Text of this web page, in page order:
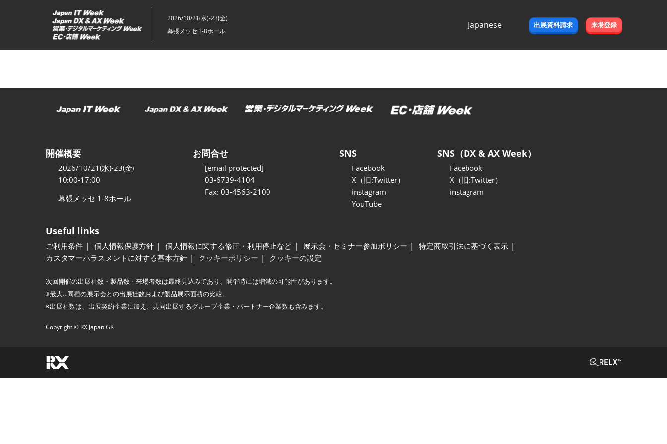
ッ
2026/10/21(水)-23(金)
幕張メッセ 1-8ホール
Japanese
出展資料請求 来場登録
開催概要
2026/10/21(水)-23(金)
10:00-17:00
幕張メッセ 1-8ホール
お問合せ
[email protected]
03-6739-4104
Fax: 03-4563-2100
SNS
Facebook
X（旧:Twitter）
instagram
YouTube
SNS（DX & AX Week）
Facebook
X（旧:Twitter）
instagram
Useful links
ご利用条件 個人情報保護方針 個人情報に関する修正・利用停止など 展示会・セミナー参加ポリシー
特定商取引法に基づく表示
カスタマーハラスメントに対する基本方針
クッキーポリシー クッキーの設定
次回開催の出展社数・製品数・来場者数は最終見込みであり、開催時には増減の可能性があります。
※最大…同種の展示会との出展社数および製品展示面積の比較。
※出展社数は、出展契約企業に加え、共同出展するグループ企業・パートナー企業数も含みます。
Copyright © RX Japan GK